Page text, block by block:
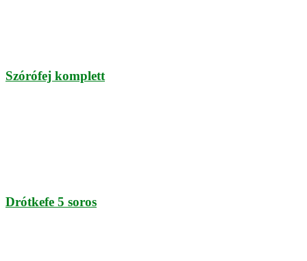
Szórófej komplett
Drótkefe 5 soros